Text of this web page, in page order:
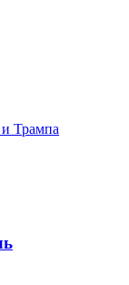
Трампа